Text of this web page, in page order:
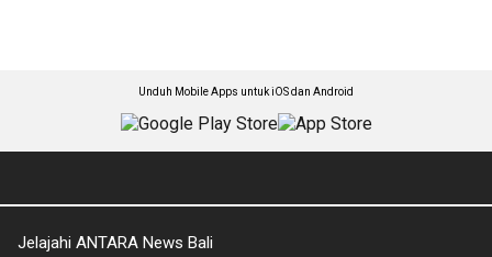
Unduh Mobile Apps untuk iOS dan Android
Jelajahi ANTARA News Bali